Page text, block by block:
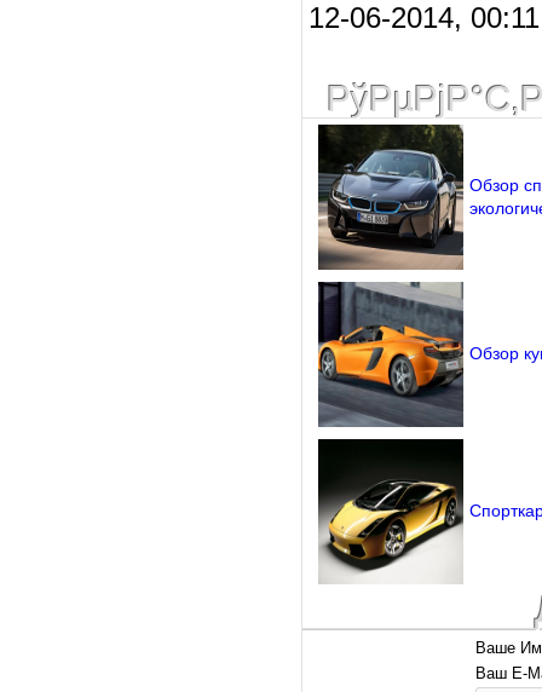
12-06-2014,
Обзор
Обзор
Ваше
Ваш E-